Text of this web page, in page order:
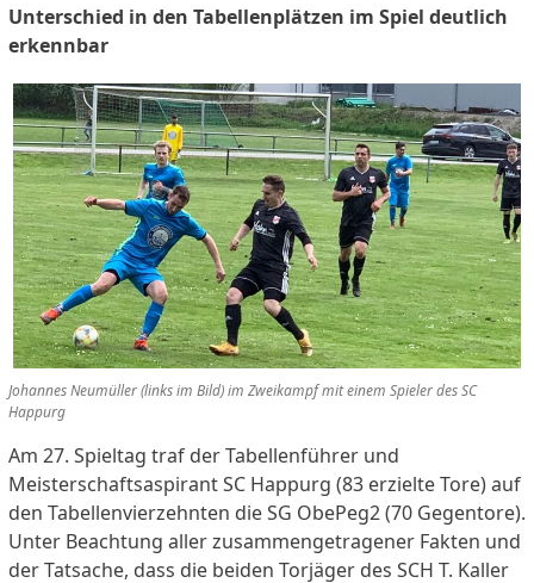
Unterschied in den Tabellenplätzen im Spiel deutlich
erkennbar
Johannes Neumüller (links im Bild) im Zweikampf mit einem Spieler des SC
Happurg
Am 27. Spieltag traf der Tabellenführer und
Meisterschaftsaspirant SC Happurg (83 erzielte Tore) auf
den Tabellenvierzehnten die SG ObePeg2 (70 Gegentore).
Unter Beachtung aller zusammengetragener Fakten und
der Tatsache, dass die beiden Torjäger des SCH T. Kaller